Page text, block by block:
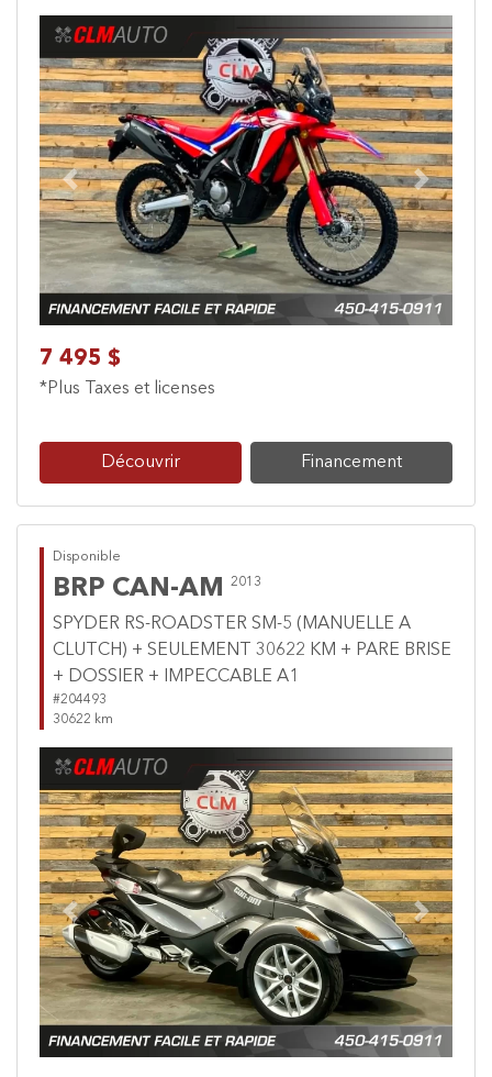
Previous Next
7 495 $
*Plus Taxes et licenses
Découvrir Financement
Disponible
BRP CAN-AM 2013
SPYDER RS-ROADSTER SM-5 (MANUELLE A
CLUTCH) + SEULEMENT 30622 KM + PARE BRISE
+ DOSSIER + IMPECCABLE A1
#204493
30622 km
Previous Next